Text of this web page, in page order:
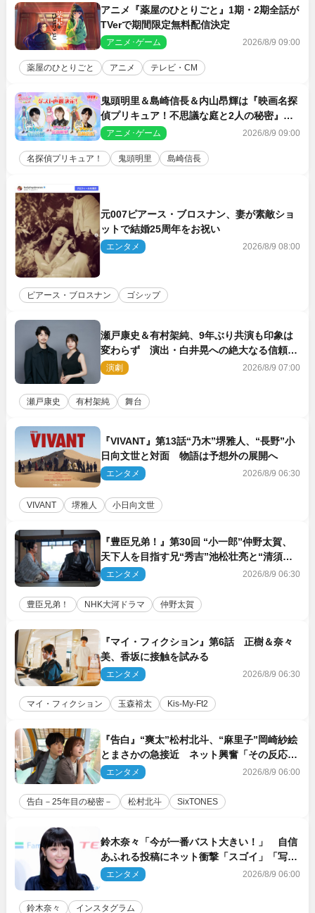
アニメ『薬屋のひとりごと』1期・2期全話が
TVerで期間限定無料配信決定
アニメ･ゲーム 2026/8/9 09:00
薬屋のひとりごと アニメ テレビ・CM
鬼頭明里＆島崎信長＆内山昂輝は『映画名探
偵プリキュア！不思議な庭と2人の秘密』ゲ
スト声優に決定
アニメ･ゲーム 2026/8/9 09:00
名探偵プリキュア！ 鬼頭明里 島崎信長
元007ピアース・ブロスナン、妻が素敵ショ
ットで結婚25周年をお祝い
エンタメ 2026/8/9 08:00
ピアース・ブロスナン ゴシップ
瀬戸康史＆有村架純、9年ぶり共演も印象は
変わらず 演出・白井晃への絶大なる信頼を
胸に舞台『キュー』に挑む
演劇 2026/8/9 07:00
瀬戸康史 有村架純 舞台
『VIVANT』第13話“乃木”堺雅人、“長野”小
日向文世と対面 物語は予想外の展開へ
エンタメ 2026/8/9 06:30
VIVANT 堺雅人 小日向文世
『豊臣兄弟！』第30回 “小一郎”仲野太賀、
天下人を目指す兄“秀吉”池松壮亮と“清須会
議”へ
エンタメ 2026/8/9 06:30
豊臣兄弟！ NHK大河ドラマ 仲野太賀
『マイ・フィクション』第6話 正樹＆奈々
美、香坂に接触を試みる
エンタメ 2026/8/9 06:30
マイ・フィクション 玉森裕太 Kis‐My‐Ft2
『告白』“爽太”松村北斗、“麻里子”岡崎紗絵
とまさかの急接近 ネット興奮「その反応
は」「いいの!?」（ネタバレあり）
エンタメ 2026/8/9 06:00
告白－25年目の秘密－ 松村北斗 SixTONES
鈴木奈々「今が一番バスト大きい！」 自信
あふれる投稿にネット衝撃「スゴイ」「写真
集を出して欲しい」
エンタメ 2026/8/9 06:00
鈴木奈々 インスタグラム